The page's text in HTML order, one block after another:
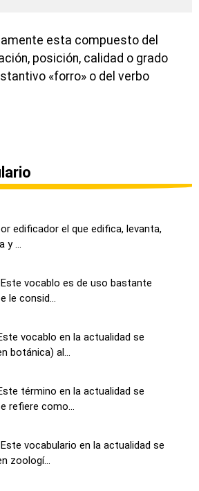
esta compuesto del
posición, calidad o grado
«forro» o del verbo
edificador el que edifica, levanta,
y ...
vocablo es de uso bastante
le consid...
vocablo en la actualidad se
botánica) al...
término en la actualidad se
refiere como...
vocabulario en la actualidad se
zoologí...